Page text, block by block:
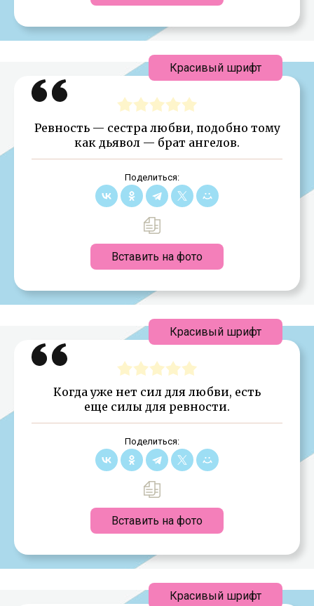
Ревность — сестра любви, подобно тому
как дьявол — брат ангелов.
Поделиться:
Вставить на фото
Красивый шрифт
Когда уже нет сил для любви, есть
еще силы для ревности.
Поделиться:
Вставить на фото
Красивый шрифт
Красивый шрифт